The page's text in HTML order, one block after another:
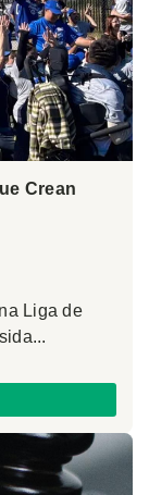
Crean
Liga de